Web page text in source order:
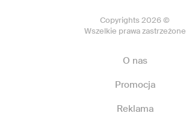
Copyrights 2026 ©
Wszelkie prawa zastrzeżone
O nas
Promocja
Reklama